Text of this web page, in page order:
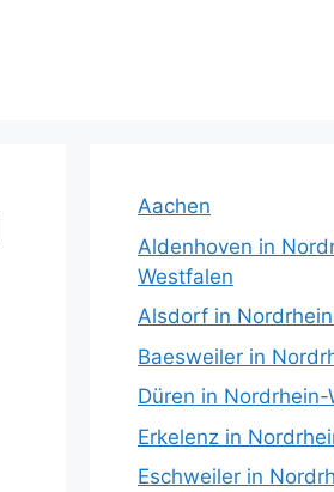
Aachen
Aldenhoven in
Westfalen
Alsdorf in
Baesweiler in
Düren in Nordrhein-
Erkelenz in
Eschweiler in